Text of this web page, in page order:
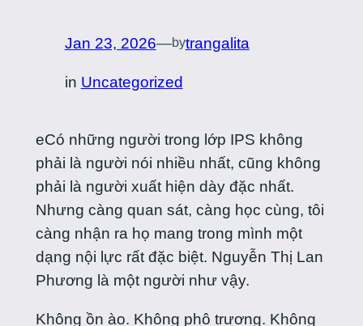
Jan 23, 2026—bytrangalita
in Uncategorized
eCó những người trong lớp IPS không
phải là người nói nhiều nhất, cũng không
phải là người xuất hiện dày đặc nhất.
Nhưng càng quan sát, càng học cùng, tôi
càng nhận ra họ mang trong mình một
dạng nội lực rất đặc biệt. Nguyễn Thị Lan
Phương là một người như vậy.
Không ồn ào. Không phô trương. Không